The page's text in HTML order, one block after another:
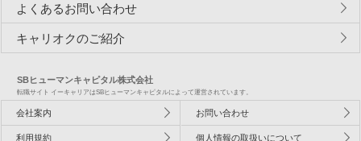
よくあるお問い合わせ
キャリオクのご紹介
SBヒューマンキャピタル株式会社
転職サイト イーキャリアはSBヒューマンキャピタルによって運営されています。
会社案内 お問い合わせ
利用規約 個人情報の取扱いについて